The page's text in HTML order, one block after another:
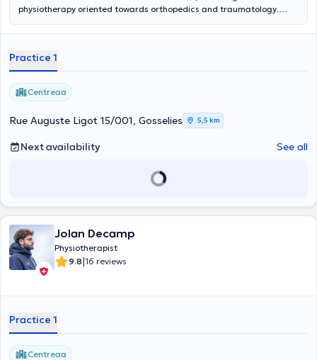
physiotherapy oriented towards orthopedics and traumatology.
of all levels (professional athletes/amateur athletes), I decided to
Practice 1
Centreaa
Rue Auguste Ligot 15/001, Gosselies 5,5 km
Next availability See all
Jolan Decamp
Physiotherapist
9.8|16 reviews
Practice 1
Centreaa